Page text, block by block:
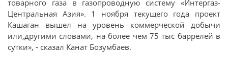
товарного газа в газопроводную систему «Интергаз-
Центральная Азия». 1 ноября текущего года проект
Кашаган вышел на уровень коммерческой добычи
или,другими словами, на более чем 75 тыс баррелей в
сутки», - сказал Канат Бозумбаев.